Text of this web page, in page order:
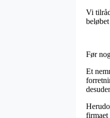
Vi
Før
Et
firmaet